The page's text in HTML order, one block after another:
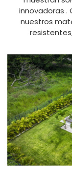
innovadoras .
nuestros